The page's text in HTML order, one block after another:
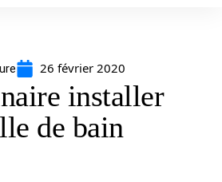
26 février 2020
installer
de bain